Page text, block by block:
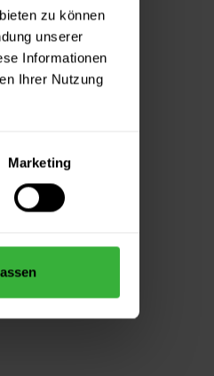
zu können
unserer
Informationen
Ihrer Nutzung
Marketing